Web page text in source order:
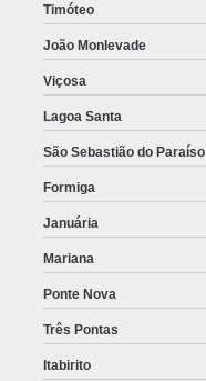
Timóteo
João Monlevade
Viçosa
Lagoa Santa
São Sebastião do Paraíso
Formiga
Januária
Mariana
Ponte Nova
Três Pontas
Itabirito